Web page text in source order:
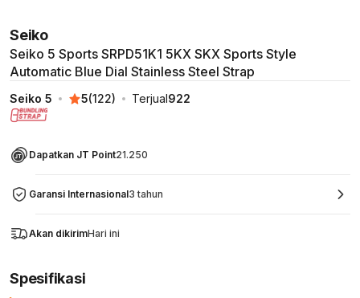
Seiko
Seiko 5 Sports SRPD51K1 5KX SKX Sports Style
Automatic Blue Dial Stainless Steel Strap
Seiko 5 5(122) Terjual922
Dapatkan JT Point21.250
Garansi Internasional3 tahun
Akan dikirimHari ini
Spesifikasi